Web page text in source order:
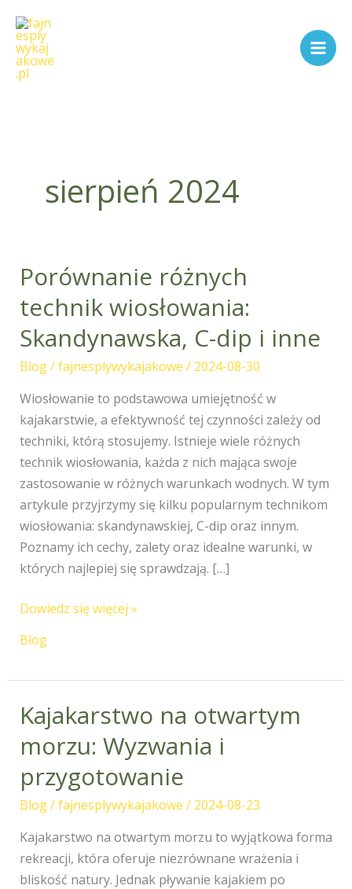
treści
sierpień 2024
Porównanie różnych
technik wiosłowania:
Skandynawska, C-dip i inne
Blog/fajnesplywykajakowe / 2024-08-30
Wiosłowanie to podstawowa umiejętność w
kajakarstwie, a efektywność tej czynności zależy od
techniki, którą stosujemy. Istnieje wiele różnych
technik wiosłowania, każda z nich mająca swoje
zastosowanie w różnych warunkach wodnych. W tym
artykule przyjrzymy się kilku popularnym technikom
wiosłowania: skandynawskiej, C-dip oraz innym.
Poznamy ich cechy, zalety oraz idealne warunki, w
których najlepiej się sprawdzają. […]
Porównanie
technik
wiosłowania:
Skandynawska,
C-
dip
i
inne
Dowiedz się więcej »
Blog
Kajakarstwo na otwartym
morzu: Wyzwania i
przygotowanie
Blog/fajnesplywykajakowe / 2024-08-23
Kajakarstwo na otwartym morzu to wyjątkowa forma
rekreacji, która oferuje niezrównane wrażenia i
bliskość natury. Jednak pływanie kajakiem po
Kajakarstwo
na
otwartym
morzu:
Wyzwania
i
przygotowanie